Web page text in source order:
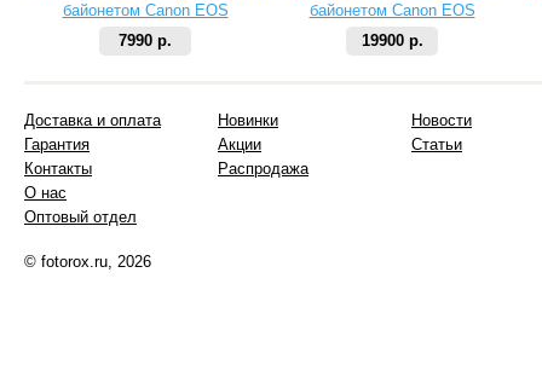
байонетом Canon EOS
7990 р.
байонетом Canon EOS
19900 р.
Доставка и оплата
Гарантия
Контакты
О нас
Оптовый отдел
Новинки
Акции
Распродажа
Новости
Статьи
© fotorox.ru, 2026